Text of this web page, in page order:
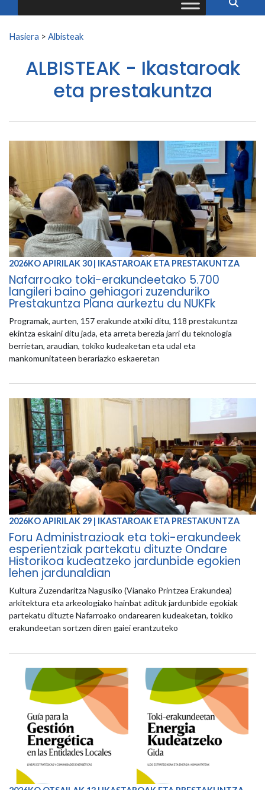
Search for:
Hasiera > Albisteak
ALBISTEAK - Ikastaroak
eta prestakuntza
2026KO APIRILAK 30 | IKASTAROAK ETA PRESTAKUNTZA
Nafarroako toki-erakundeetako 5.700
langileri baino gehiagori zuzenduriko
Prestakuntza Plana aurkeztu du NUKFk
Programak, aurten, 157 erakunde atxiki ditu, 118 prestakuntza
ekintza eskaini ditu jada, eta arreta berezia jarri du teknologia
berrietan, araudian, tokiko kudeaketan eta udal eta
mankomunitateen berariazko eskaeretan
2026KO APIRILAK 29 | IKASTAROAK ETA PRESTAKUNTZA
Foru Administrazioak eta toki-erakundeek
esperientziak partekatu dituzte Ondare
Historikoa kudeatzeko jardunbide egokien
lehen jardunaldian
Kultura Zuzendaritza Nagusiko (Vianako Printzea Erakundea)
arkitektura eta arkeologiako hainbat adituk jardunbide egokiak
partekatu dituzte Nafarroako ondarearen kudeaketan, tokiko
erakundeetan sortzen diren gaiei erantzuteko